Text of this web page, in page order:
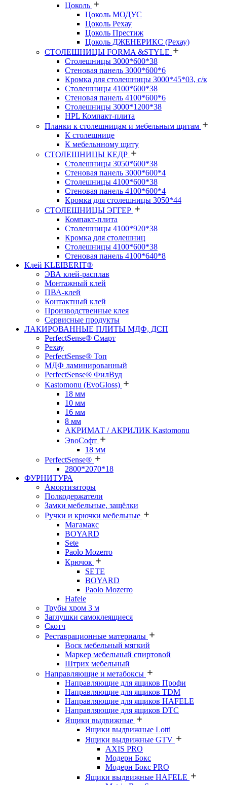
Цоколь
Цоколь МОДУС
Цоколь Рехау
Цоколь Престиж
Цоколь ДЖЕНЕРИКС (Рехау)
СТОЛЕШНИЦЫ FORMA &STYLE
Столешницы 3000*600*38
Стеновая панель 3000*600*6
Кромка для столешницы 3000*45*03, с/к
Столешницы 4100*600*38
Стеновая панель 4100*600*6
Столешницы 3000*1200*38
HPL Компакт-плита
Планки к столешницам и мебельным щитам
К столешнице
К мебельнному щиту
СТОЛЕШНИЦЫ КЕДР
Столешницы 3050*600*38
Стеновая панель 3000*600*4
Столешницы 4100*600*38
Стеновая панель 4100*600*4
Кромка для столешницы 3050*44
СТОЛЕШНИЦЫ ЭГГЕР
Компакт-плита
Столешницы 4100*920*38
Кромка для столешниц
Столешницы 4100*600*38
Стеновая панель 4100*640*8
Клей KLEIBERIT®
ЭВА клей-расплав
Монтажный клей
ПВА-клей
Контактный клей
Производственные клея
Сервисные продукты
ЛАКИРОВАННЫЕ ПЛИТЫ МДФ, ДСП
PerfectSense® Смарт
Рехау
PerfectSense® Топ
МДФ ламинированный
PerfectSense® ФилВуд
Kastomonu (EvoGloss)
18 мм
10 мм
16 мм
8 мм
АКРИМАТ / АКРИЛИК Kastomonu
ЭвоСофт
18 мм
PerfectSense®
2800*2070*18
ФУРНИТУРА
Амортизаторы
Полкодержатели
Замки мебельные, защёлки
Ручки и крючки мебельные
Магамакс
BOYARD
Sete
Paolo Mozerro
Крючок
SETE
BOYARD
Paolo Mozerro
Hafele
Трубы хром 3 м
Заглушки самоклеящиеся
Скотч
Реставрационные материалы
Воск мебельный мягкий
Маркер мебельный спиртовой
Штрих мебельный
Направляющие и метабоксы
Направляющие для ящиков Профи
Направляющие для ящиков TDM
Направляющие для ящиков HAFELE
Направляющие для ящиков DTC
Ящики выдвижные
Ящики выдвижные Lotti
Ящики выдвижные GTV
AXIS PRO
Модерн Бокс
Модерн Бокс PRO
Ящики выдвижные HAFELE